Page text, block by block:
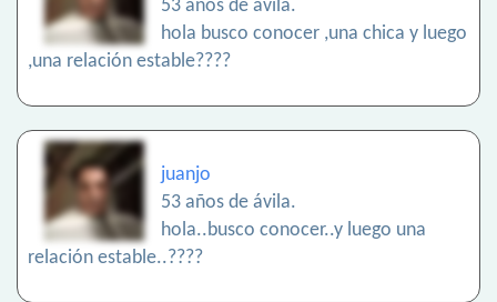
53 años de ávila.
hola busco conocer ,una chica y luego
,una relación estable????
juanjo
53 años de ávila.
hola..busco conocer..y luego una
relación estable..????